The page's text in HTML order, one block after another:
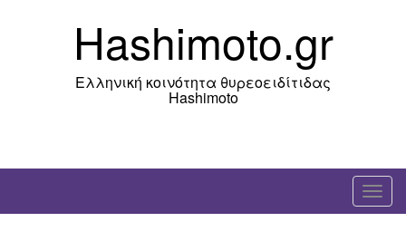
Hashimoto.gr
Ελληνική κοινότητα θυρεοειδίτιδας
Hashimoto
T
o